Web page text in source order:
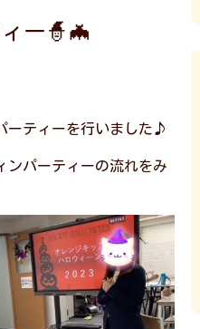
ー🧙🦇
ーティーを行いました♪
ンパーティーの流れをみ